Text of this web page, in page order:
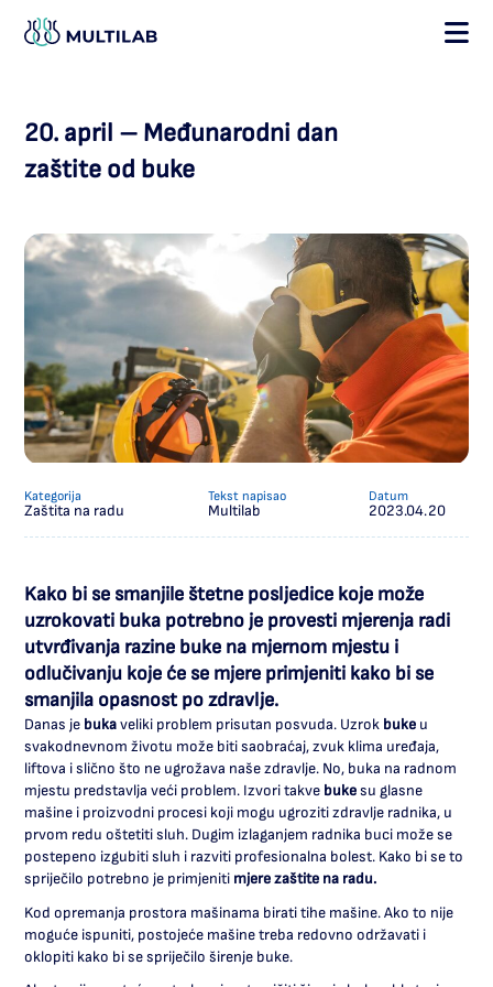
O NAMA
SEKTORI I USLUGE
NOVOSTI
GALERIJA
20. april – Međunarodni dan
zaštite od buke
Kategorija
Zaštita na radu
Tekst napisao
Multilab
Datum
2023.04.20
Kako bi se smanjile štetne posljedice koje može
uzrokovati buka potrebno je provesti mjerenja radi
utvrđivanja razine buke na mjernom mjestu i
odlučivanju koje će se mjere primjeniti kako bi se
smanjila opasnost po zdravlje.
Danas je bukaveliki problem prisutan posvuda. Uzrok buke u
svakodnevnom životu može biti saobraćaj, zvuk klima uređaja,
liftova i slično što ne ugrožava naše zdravlje. No, buka na radnom
mjestu predstavlja veći problem. Izvori takve bukesu glasne
mašine i proizvodni procesi koji mogu ugroziti zdravlje radnika, u
prvom redu oštetiti sluh. Dugim izlaganjem radnika buci može se
postepeno izgubiti sluh i razviti profesionalna bolest. Kako bi se to
spriječilo potrebno je primjeniti mjere zaštite na radu.
Kod opremanja prostora mašinama biratitihe mašine. Ako to nije
moguće ispuniti, postojeće mašine treba redovno održavati i
oklopiti kako bi se spriječilo širenje buke.